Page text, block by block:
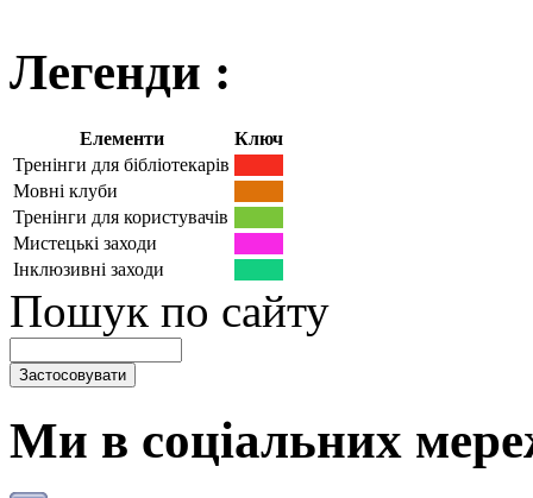
Легенди :
Елементи
Ключ
Тренінги для бібліотекарів
Мовні клуби
Тренінги для користувачів
Мистецькі заходи
Інклюзивні заходи
Пошук по сайту
Ми в соціальних